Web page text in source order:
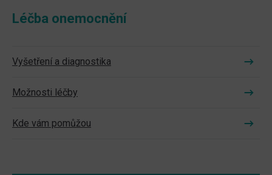
Léčba onemocnění
Vyšetření a diagnostika
Možnosti léčby
Kde vám pomůžou